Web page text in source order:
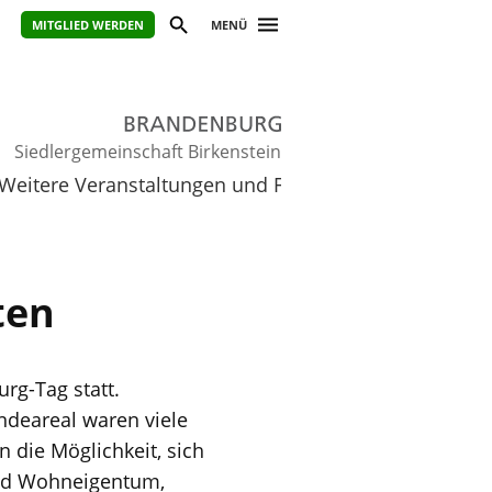
MITGLIED WERDEN MENÜ
Siedlergemeinschaft Birkenstein
Veranstaltungen und Fahrten
Tag statt.
waren viele
die Möglichkeit, sich
Wohneigentum,